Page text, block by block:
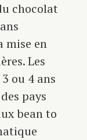
chocolat
mise en
Les
ou 4 ans
pays
bean to